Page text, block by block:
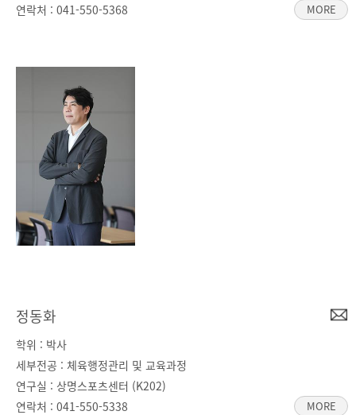
연락처 : 041-550-5368 MORE
정동화
학위 : 박사
세부전공 : 체육행정관리 및 교육과정
연구실 : 상명스포츠센터 (K202)
연락처 : 041-550-5338 MORE